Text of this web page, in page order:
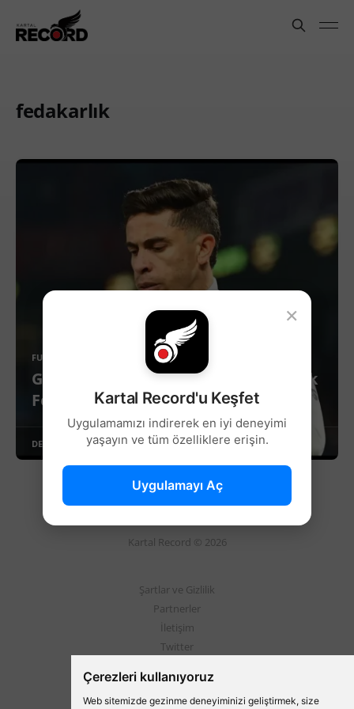
Çerezleri kullanıyoruz
Web sitemizde gezinme deneyiminizi geliştirmek, size
fedakarlık
FUTBOL
Gabriel Paulista'dan Beşiktaş'a Büyük
Fedakârlık!
DEVAMINI OKU
Kartal Record © 2026
Şartlar ve Gizlilik
Partnerler
İletişim
Twitter
×
Kartal Record'u Keşfet
Uygulamamızı indirerek en iyi deneyimi
yaşayın ve tüm özelliklere erişin.
Uygulamayı Aç